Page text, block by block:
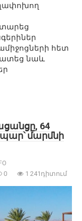
հետ
նաև
64
մարմնի
0
1 241դիտում